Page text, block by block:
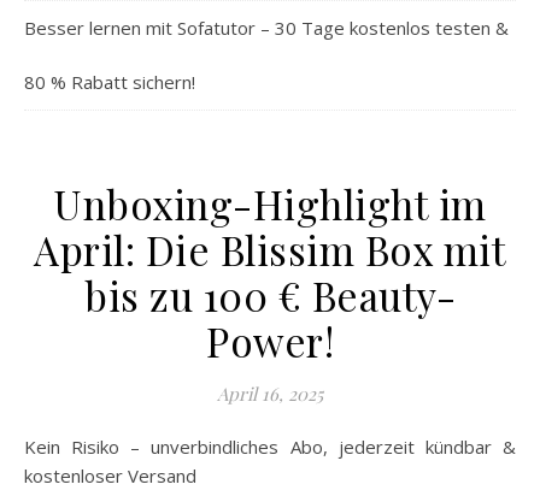
Besser lernen mit Sofatutor – 30 Tage kostenlos testen &
80 % Rabatt sichern!
Unboxing-Highlight im
April: Die Blissim Box mit
bis zu 100 € Beauty-
Power!
April 16, 2025
Kein Risiko – unverbindliches Abo, jederzeit kündbar &
kostenloser Versand